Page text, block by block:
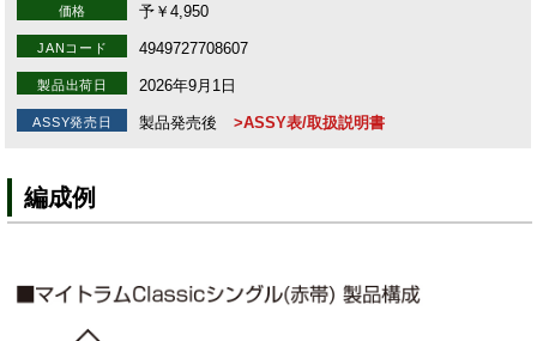
価格 予￥4,950
JANコード 4949727708607
製品出荷日 2026年9月1日
ASSY発売日 製品発売後 >ASSY表/取扱説明書
編成例